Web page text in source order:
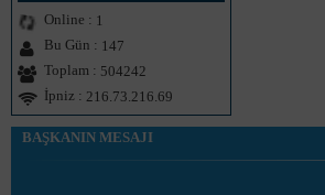
Online : 1
Bu Gün : 147
Toplam : 504242
İpniz : 216.73.216.69
BAŞKANIN MESAJI